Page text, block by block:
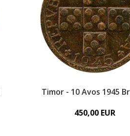
Timor - 10 Avos 1945
450,00 EUR